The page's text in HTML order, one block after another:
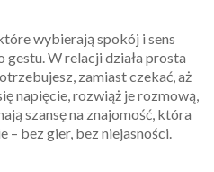
wybierają spokój i sens
gestu. W relacji działa prosta
zamiast czekać, aż
napięcie, rozwiąż je rozmową,
szansę na znajomość, która
– bez gier, bez niejasności.